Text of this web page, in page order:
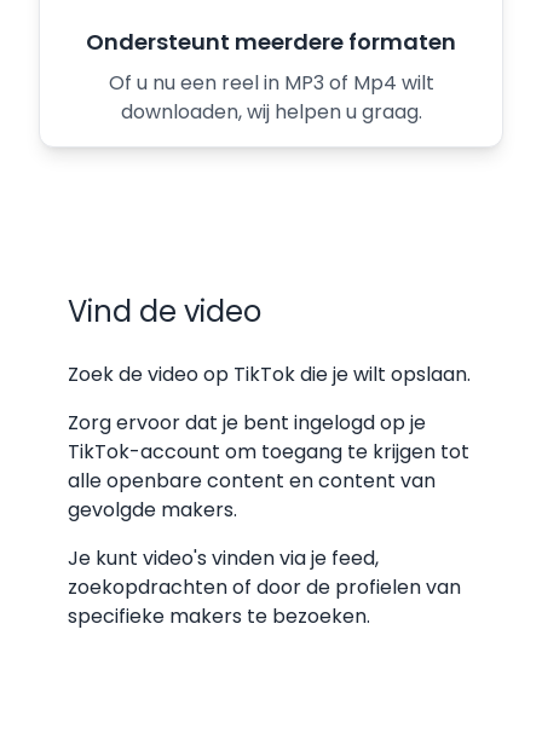
Ondersteunt meerdere formaten
Of u nu een reel in MP3 of Mp4 wilt
downloaden, wij helpen u graag.
Vind de video
Zoek de video op TikTok die je wilt opslaan.
Zorg ervoor dat je bent ingelogd op je
TikTok-account om toegang te krijgen tot
alle openbare content en content van
gevolgde makers.
Je kunt video's vinden via je feed,
zoekopdrachten of door de profielen van
specifieke makers te bezoeken.